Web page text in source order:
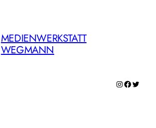
MEDIENWERKSTATT
WEGMANN
Instagram